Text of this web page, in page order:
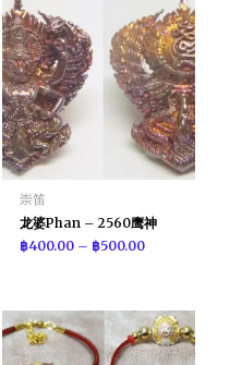
崇笛
龙婆Phan – 2560鹰神
฿400.00 – ฿500.00